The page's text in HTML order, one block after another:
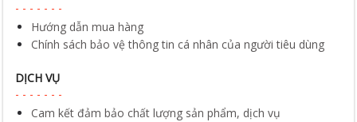
Hướng dẫn mua hàng
Chính sách bảo vệ thông tin cá nhân của người tiêu dùng
DỊCH VỤ
Cam kết đảm bảo chất lượng sản phẩm, dịch vụ